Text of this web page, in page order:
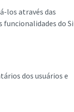
los através das
funcionalidades do
dos usuários e